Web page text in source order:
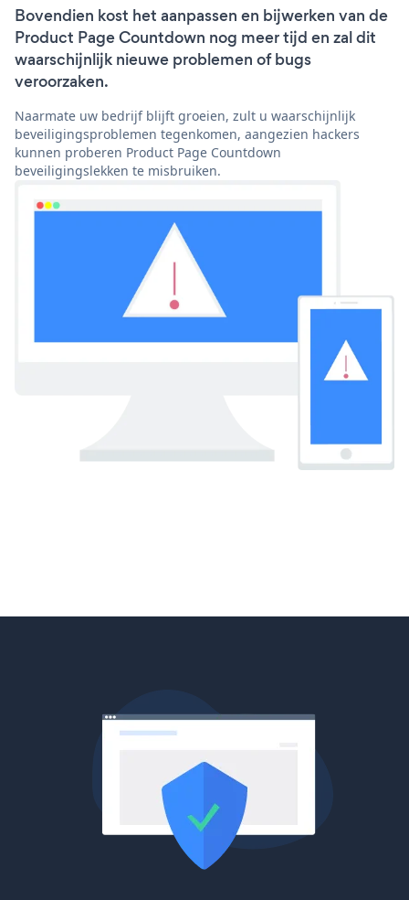
Bovendien kost het aanpassen en bijwerken van de
Product Page Countdown nog meer tijd en zal dit
waarschijnlijk nieuwe problemen of bugs
veroorzaken.
Naarmate uw bedrijf blijft groeien, zult u waarschijnlijk
beveiligingsproblemen tegenkomen, aangezien hackers
kunnen proberen Product Page Countdown
beveiligingslekken te misbruiken.